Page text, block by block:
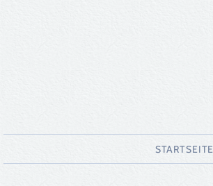
ÜBERSPRINGEN
STARTSEITE